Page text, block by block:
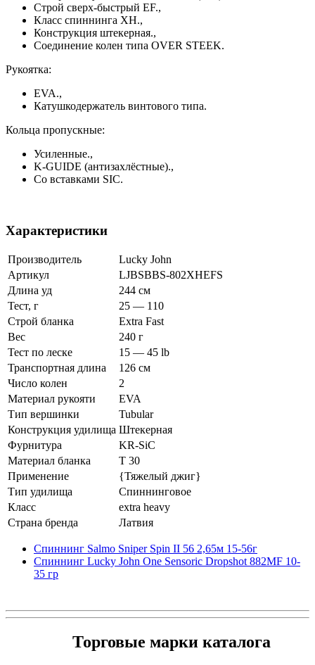
Строй сверх-быстрый EF.,
Класс спиннинга XH.,
Конструкция штекерная.,
Соединение колен типа OVER STEEK.
Рукоятка:
EVA.,
Катушкодержатель винтового типа.
Кольца пропускные:
Усиленные.,
K-GUIDE (антизахлёстные).,
Со вставками SIC.
Характеристики
Производитель
Lucky John
Артикул
LJBSBBS-802XHEFS
Длина уд
244 см
Тест, г
25 — 110
Строй бланка
Extra Fast
Вес
240 г
Тест по леске
15 — 45 lb
Транспортная длина
126 см
Число колен
2
Материал рукояти
EVA
Тип вершинки
Tubular
Конструкция удилища Штекерная
Фурнитура
KR-SiC
Материал бланка
T 30
Применение
{Тяжелый джиг}
Тип удилища
Спиннинговое
Класс
extra heavy
Страна бренда
Латвия
Спиннинг Salmo Sniper Spin II 56 2,65м 15-56г
Спиннинг Lucky John One Sensoric Dropshot 882MF 10-
35 гр
Торговые марки каталога